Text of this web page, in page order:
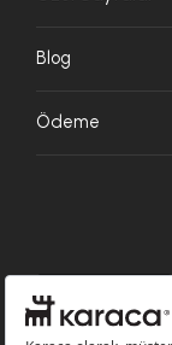
Blog
Ödeme